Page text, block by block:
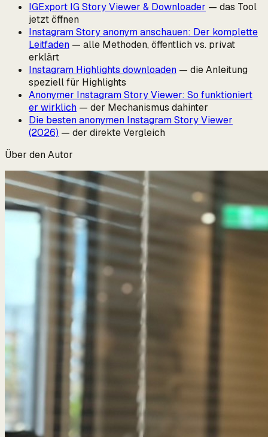
IGExport IG Story Viewer & Downloader — das Tool
jetzt öffnen
Instagram Story anonym anschauen: Der komplette
Leitfaden — alle Methoden, öffentlich vs. privat
erklärt
Instagram Highlights downloaden — die Anleitung
speziell für Highlights
Anonymer Instagram Story Viewer: So funktioniert
er wirklich — der Mechanismus dahinter
Die besten anonymen Instagram Story Viewer
(2026) — der direkte Vergleich
Über den Autor